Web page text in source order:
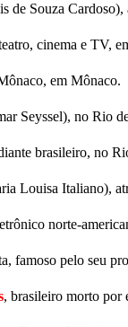
de Souza
cinema e TV,
em Mônaco.
Seyssel), no Rio
brasileiro, no
Louisa Italiano),
norte-
famoso pelo seu
, brasileiro morto por